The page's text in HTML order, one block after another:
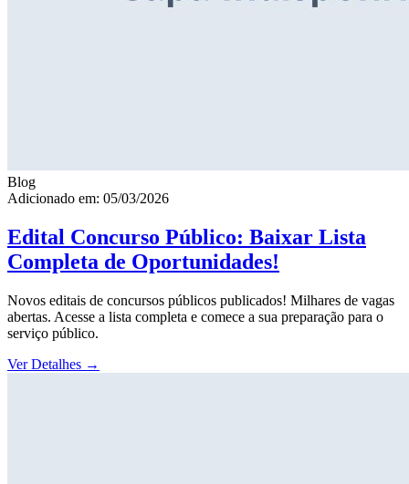
Blog
Adicionado em: 05/03/2026
Edital Concurso Público: Baixar Lista
Completa de Oportunidades!
Novos editais de concursos públicos publicados! Milhares de vagas
abertas. Acesse a lista completa e comece a sua preparação para o
serviço público.
Ver Detalhes →